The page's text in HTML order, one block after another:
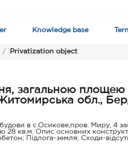
Knowledge base
Privatization object
загальною
обл.,
в с.Осикове,пров. Миру, 4
28 кв.м. Опис основних
Підлога-земля; Сходи-
каналізація - відсутня,